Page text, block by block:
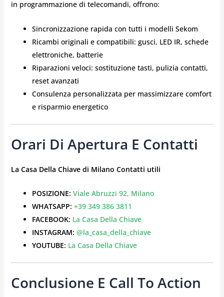
in programmazione di telecomandi, offrono:
Sincronizzazione rapida con tutti i modelli Sekom
Ricambi originali e compatibili: gusci, LED IR, schede
elettroniche, batterie
Riparazioni veloci: sostituzione tasti, pulizia contatti,
reset avanzati
Consulenza personalizzata per massimizzare comfort
e risparmio energetico
Orari Di Apertura E Contatti
La Casa Della Chiave di Milano Contatti utili
POSIZIONE: Viale Abruzzi 92, Milano
WHATSAPP: +39 349 386 3811
FACEBOOK: La Casa Della Chiave
INSTAGRAM: @la_casa_della_chiave
YOUTUBE: La Casa Della Chiave
Conclusione E Call To Action